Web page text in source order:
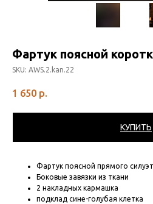
Фартук поясной
SKU: AWS.2.kan.22
1 650 р.
КУПИТЬ
Фартук поясной прямого
Боковые завязки из ткани
2 накладных кармашка
подклад сине-голубая клетка